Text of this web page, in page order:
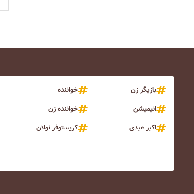
بازیگر زن
خواننده
انیمیشن
خواننده زن
اکبر عبدی
کریستوفر نولان